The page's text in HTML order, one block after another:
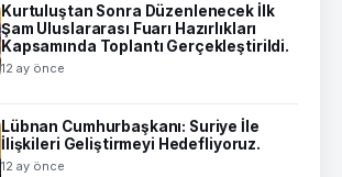
Kurtuluştan Sonra Düzenlenecek İlk
Şam Uluslararası Fuarı Hazırlıkları
Kapsamında Toplantı Gerçekleştirildi.
12 ay önce
Lübnan Cumhurbaşkanı: Suriye İle
İlişkileri Geliştirmeyi Hedefliyoruz.
12 ay önce